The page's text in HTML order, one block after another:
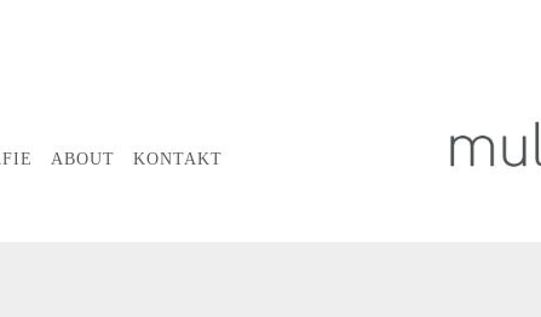
ABOUT KONTAKT